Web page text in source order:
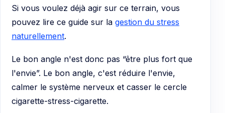
Si vous voulez déjà agir sur ce terrain, vous
pouvez lire ce guide sur la gestion du stress
naturellement.
Le bon angle n'est donc pas “être plus fort que
l'envie”. Le bon angle, c'est réduire l'envie,
calmer le système nerveux et casser le cercle
cigarette-stress-cigarette.